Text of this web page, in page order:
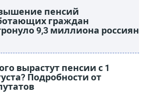
пенсий
граждан
9,3 миллиона россиян
вырастут пенсии с 1
Подробности от